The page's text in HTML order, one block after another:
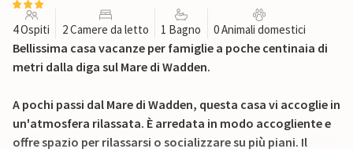
4 Ospiti 2 Camere da letto 1 Bagno 0 Animali domestici
Bellissima casa vacanze per famiglie a poche centinaia di
metri dalla diga sul Mare di Wadden.
A pochi passi dal Mare di Wadden, questa casa vi accoglie in
un'atmosfera rilassata. È arredata in modo accogliente e
offre spazio per rilassarsi o socializzare su più piani. Il